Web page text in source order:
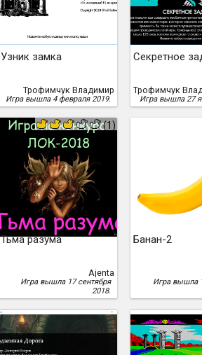
Узник замка
Трофимчук Владимир
Игра вышла 4 февраля 2019.
Секретное
Игра вышла 27
(1)
Тьма разума
Ajenta
Игра вышла 17 сентября
2018.
Банан-2
Игра вышла